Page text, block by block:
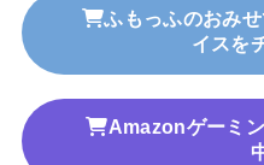
ふもっふのおみ
イスを
Amazonゲーミ